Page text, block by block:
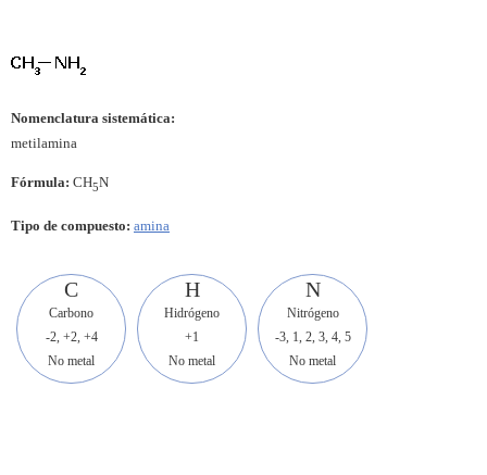
Nomenclatura sistemática:
metilamina
Fórmula: CH5N
Tipo de compuesto: amina
C
Carbono
-2, +2, +4
No metal
H
Hidrógeno
+1
No metal
N
Nitrógeno
-3, 1, 2, 3, 4, 5
No metal